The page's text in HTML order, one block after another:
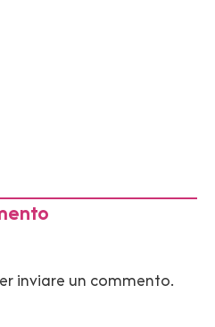
inviare un commento.